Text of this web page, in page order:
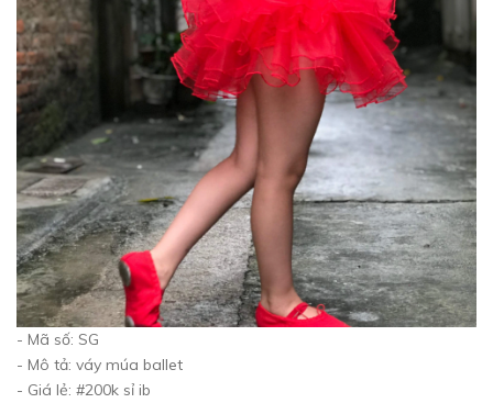
- Mã số: SG
- Mô tả: váy múa ballet
- Giá lẻ: #200k sỉ ib